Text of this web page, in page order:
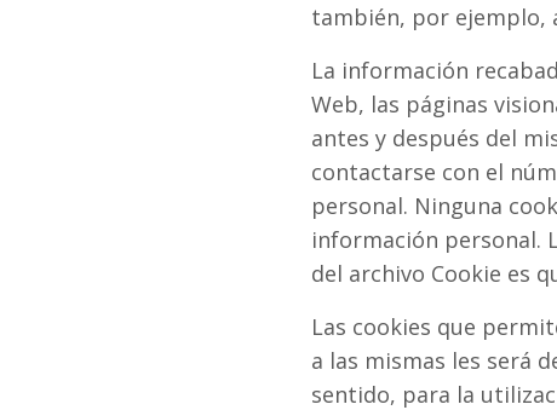
también, por ejemplo,
La información
Web, las páginas
antes y después del
contactarse con el
personal. Ninguna
información personal.
del archivo Cookie es
Las cookies que
a las mismas les será
sentido, para la